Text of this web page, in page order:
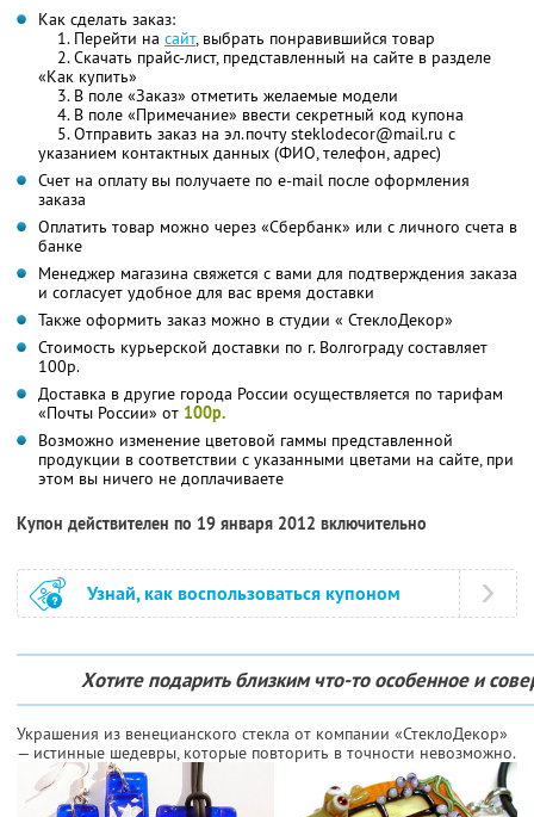
Как сделать заказ:
1. Перейти на сайт, выбрать понравившийся товар
2. Скачать прайс-лист, представленный на сайте в разделе
«Как купить»
3. В поле «Заказ» отметить желаемые модели
4. В поле «Примечание» ввести секретный код купона
5. Отправить заказ на эл.почту steklodecor@mail.ru с
указанием контактных данных (ФИО, телефон, адрес)
Счет на оплату вы получаете по e-mail после оформления
заказа
Оплатить товар можно через «Сбербанк» или с личного счета в
банке
Менеджер магазина свяжется с вами для подтверждения заказа
и согласует удобное для вас время доставки
Также оформить заказ можно в студии « СтеклоДекор»
Стоимость курьерской доставки по г. Волгограду составляет
100р.
Доставка в другие города России осуществляется по тарифам
«Почты России» от 100р.
Возможно изменение цветовой гаммы представленной
продукции в соответствии с указанными цветами на сайте, при
этом вы ничего не доплачиваете
Купон действителен по 19 января 2012 включительно
Узнай, как воспользоваться купоном
Хотите подарить близким что-то особенное и
Украшения из венецианского стекла от компании «СтеклоДекор»
— истинные шедевры, которые повторить в точности невозможно.